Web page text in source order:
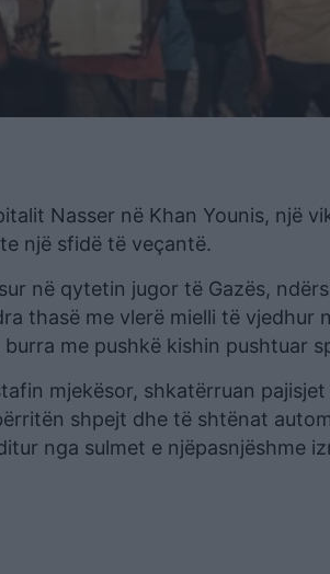
Nasser në Khan Younis, një
një sfidë të veçantë.
në qytetin jugor të Gazës,
thasë me vlerë mielli të
me pushkë kishin pushtuar
mjekësor, shkatërruan
shpejt dhe të shtënat
nga sulmet e njëpasnjëshme